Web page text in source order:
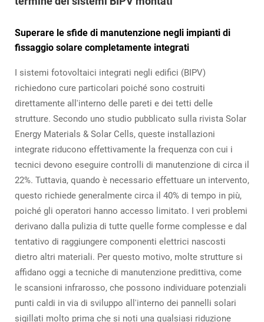
Superare le sfide di manutenzione negli impianti di
fissaggio solare completamente integrati
I sistemi fotovoltaici integrati negli edifici (BIPV)
richiedono cure particolari poiché sono costruiti
direttamente all'interno delle pareti e dei tetti delle
strutture. Secondo uno studio pubblicato sulla rivista Solar
Energy Materials & Solar Cells, queste installazioni
integrate riducono effettivamente la frequenza con cui i
tecnici devono eseguire controlli di manutenzione di circa il
22%. Tuttavia, quando è necessario effettuare un intervento,
questo richiede generalmente circa il 40% di tempo in più,
poiché gli operatori hanno accesso limitato. I veri problemi
derivano dalla pulizia di tutte quelle forme complesse e dal
tentativo di raggiungere componenti elettrici nascosti
dietro altri materiali. Per questo motivo, molte strutture si
affidano oggi a tecniche di manutenzione predittiva, come
le scansioni infrarosso, che possono individuare potenziali
punti caldi in via di sviluppo all'interno dei pannelli solari
sigillati molto prima che si noti una qualsiasi riduzione